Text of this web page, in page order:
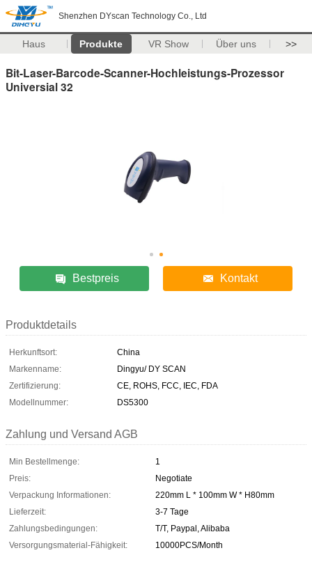
Shenzhen DYscan Technology Co., Ltd
Haus Produkte VR Show Über uns >>
Bit-Laser-Barcode-Scanner-Hochleistungs-Prozessor
Universial 32
Bestpreis Kontakt
Produktdetails
Herkunftsort:
China
Markenname:
Dingyu/ DY SCAN
Zertifizierung:
CE, ROHS, FCC, IEC, FDA
Modellnummer:
DS5300
Zahlung und Versand AGB
Min Bestellmenge:
1
Preis:
Negotiate
Verpackung Informationen:
220mm L * 100mm W * H80mm
Lieferzeit:
3-7 Tage
Zahlungsbedingungen:
T/T, Paypal, Alibaba
Versorgungsmaterial-Fähigkeit:
10000PCS/Month